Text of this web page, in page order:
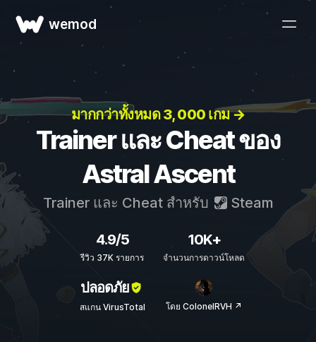
wemod
มากกว่าทั้งหมด 3, 000 เกม →
Trainer และ Cheat ของ
Astral Ascent
Trainer และ Cheat สำหรับ Steam
4.9/5
รีวิว 37K รายการ
10K+
จำนวนการดาวน์โหลด
ปลอดภัย
สแกน VirusTotal โดย ColonelRVH ↗